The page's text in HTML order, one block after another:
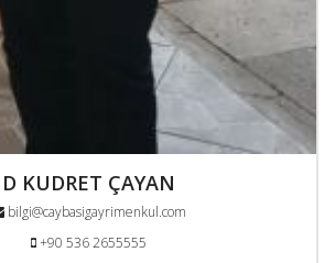
D KUDRET ÇAYAN
bilgi@caybasigayrimenkul.com
+90 536 2655555